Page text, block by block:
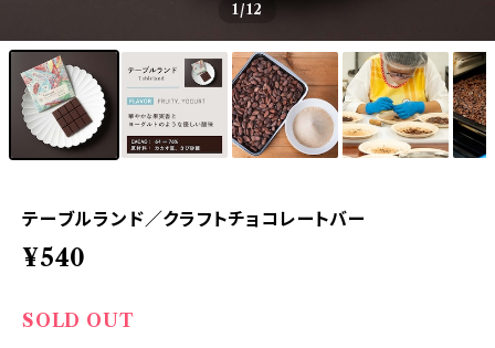
1/12
テーブルランド／クラフトチョコレートバー
¥540
SOLD OUT